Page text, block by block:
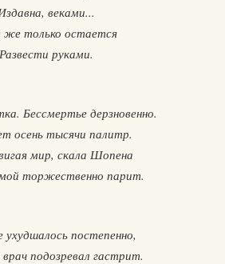
веками...
же только остается
Развести руками.
Бессмертье дерзновенно.
осень тысячи палитр.
мир, скала Шопена
торжественно парит.
ухудшалось постепенно,
подозревал гастрит.